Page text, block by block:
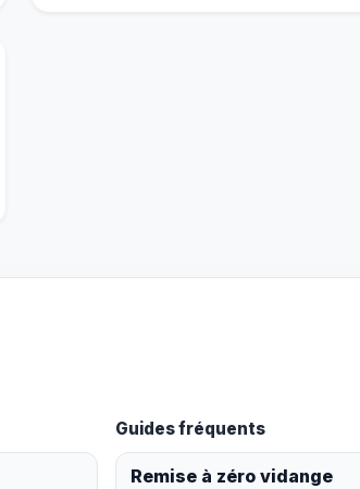
Guides fréquents
Remise à zéro vidange